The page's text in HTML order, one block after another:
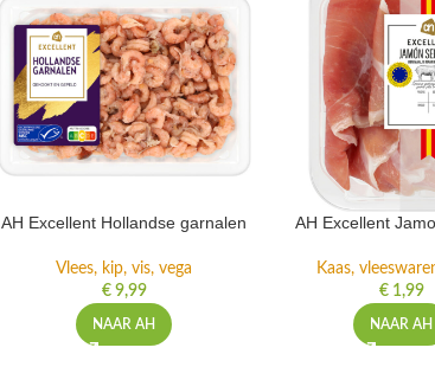
AH Excellent Hollandse garnalen
Vlees, kip, vis, vega
€9,99
NAAR AH
AH Excellent
Kaas,
€1,99
NAAR AH